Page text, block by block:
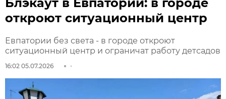
откроют ситуационный центр
Евпатории без света - в городе откроют
ситуационный центр и ограничат работу детсадов
16:02 05.07.2026